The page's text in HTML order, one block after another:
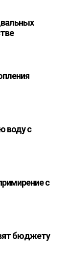
воду с
с
бюджету